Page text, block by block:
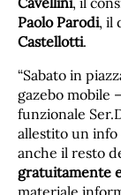
Paolo Parodi, il
Castellotti.
“Sabato in
gazebo mobile
funzionale
allestito un info
anche il resto
gratuitamente
materiale